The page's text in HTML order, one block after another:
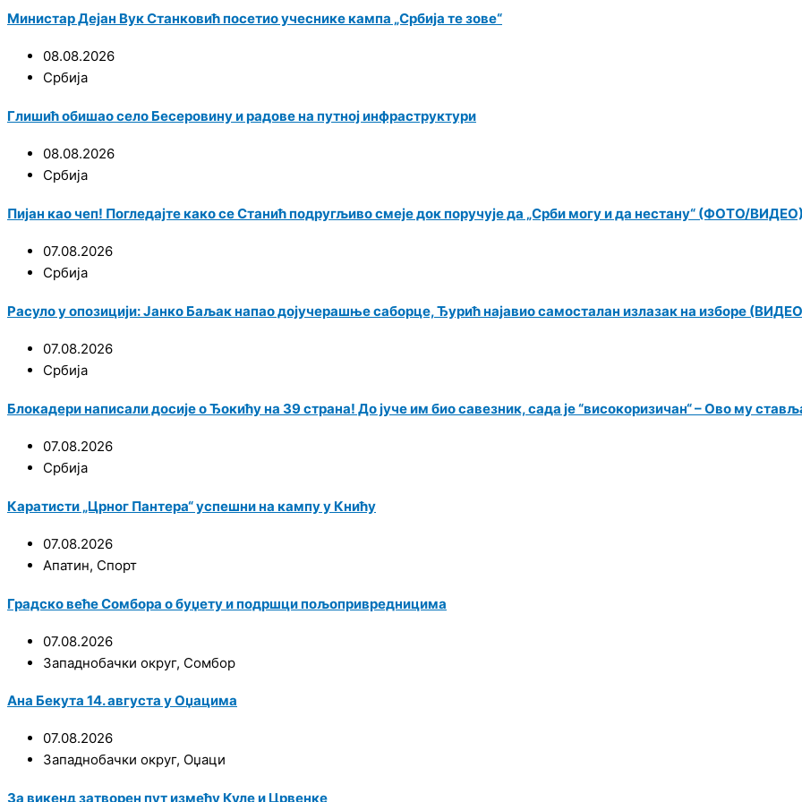
Министар Дејан Вук Станковић посетио учеснике кампа „Србија те зове“
08.08.2026
Србија
Глишић обишао село Бесеровину и радове на путној инфраструктури
08.08.2026
Србија
Пијан као чеп! Погледајте како се Станић подругљиво смеје док поручује да „Срби могу и да нестану“ (ФОТО/
07.08.2026
Србија
Расуло у опозицији: Јанко Баљак напао дојучерашње саборце, Ђурић најавио самосталан излазак на изборе
07.08.2026
Србија
Блокадери написали досије о Ђокићу на 39 страна! До јуче им био савезник, сада је “високоризичан“ – Ово му
07.08.2026
Србија
Каратисти „Црног Пантера“ успешни на кампу у Книћу
07.08.2026
Апатин, Спорт
Градско веће Сомбора о буџету и подршци пољопривредницима
07.08.2026
Западнобачки округ, Сомбор
Ана Бекута 14. августа у Оџацима
07.08.2026
Западнобачки округ, Оџаци
За викенд затворен пут између Куле и Црвенке